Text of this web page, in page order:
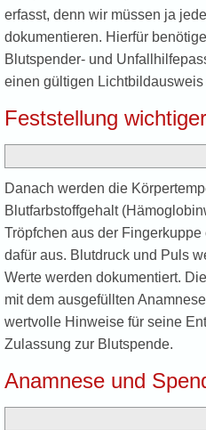
erfasst, denn wir müssen ja
dokumentieren. Hierfür
Blutspender- und
einen gültigen
Feststellung
Danach werden die
Blutfarbstoffgehalt
Tröpfchen aus der
dafür aus. Blutdruck und Puls
Werte werden dokumentiert.
mit dem ausgefüllten
wertvolle Hinweise für seine
Zulassung zur Blutspende.
Anamnese und